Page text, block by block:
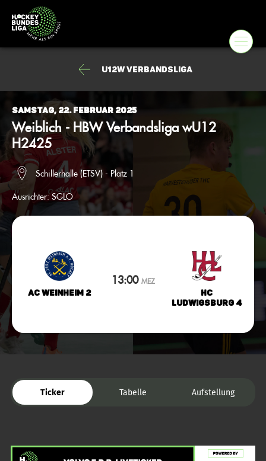
U12w Verbandsliga
Samstag, 22. Februar 2025
Weiblich - HBW Verbandsliga wU12
H2425
Schillerhalle (ETSV) - Platz 1
Ausrichter:SGLO
AC Weinheim 2
13:00 MEZ
HC
Ludwigsburg 4
Ticker Tabelle Aufstellung